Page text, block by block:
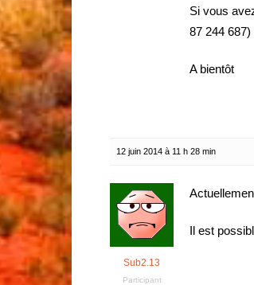
Si vous
87 244 687)
A bientôt
12 juin 2014 à 11 h 28 min
Sub2.13
Participant
Il est